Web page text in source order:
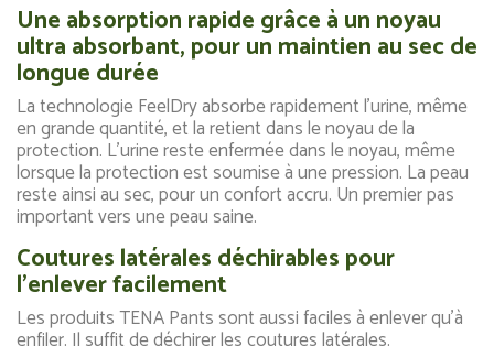
Une absorption rapide grâce à un noyau
ultra absorbant, pour un maintien au sec de
longue durée
La technologie FeelDry absorbe rapidement l'urine, même
en grande quantité, et la retient dans le noyau de la
protection. L'urine reste enfermée dans le noyau, même
lorsque la protection est soumise à une pression. La peau
reste ainsi au sec, pour un confort accru. Un premier pas
important vers une peau saine.
Coutures latérales déchirables pour
l'enlever facilement
Les produits TENA Pants sont aussi faciles à enlever qu'à
enfiler. Il suffit de déchirer les coutures latérales.